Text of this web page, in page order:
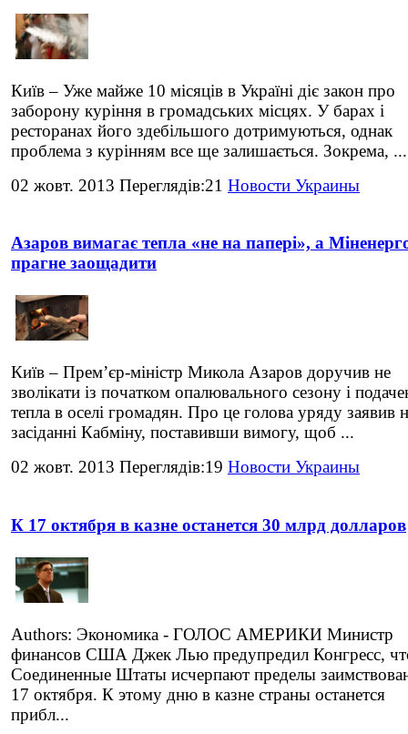
Київ – Уже майже 10 місяців в Україні діє закон про
заборону куріння в громадських місцях. У барах і
ресторанах його здебільшого дотримуються, однак
проблема з курінням все ще залишається. Зокрема, ...
02 жовт. 2013 Переглядів:21 Новости Украины
Азаров вимагає тепла «не на папері», а
прагне заощадити
Київ – Прем’єр-міністр Микола Азаров доручив не
зволікати із початком опалювального сезону і
тепла в оселі громадян. Про це голова уряду заявив
засіданні Кабміну, поставивши вимогу, щоб ...
02 жовт. 2013 Переглядів:19 Новости Украины
К 17 октября в казне останется 30 млрд долларов
Authors: Экономика - ГОЛОС АМЕРИКИ Министр
финансов США Джек Лью предупредил Конгресс,
Соединенные Штаты исчерпают пределы
17 октября. К этому дню в казне страны останется
прибл...